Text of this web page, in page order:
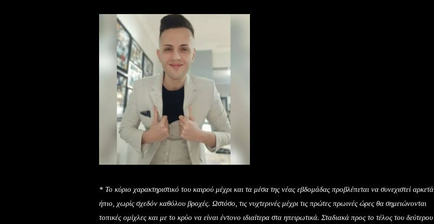
* Το κύριο χαρακτηριστικό του καιρού μέχρι και τα μέσα της νέας εβδομάδας προβλέπεται να συνεχιστεί αρκετά
ήπιο, χωρίς σχεδόν καθόλου βροχές. Ωστόσο, τις νυχτερινές μέχρι τις πρώτες πρωινές ώρες θα σημειώνονται
τοπικές ομίχλες και με το κρύο να είναι έντονο ιδιαίτερα στα ηπειρωτικά. Σταδιακά προς το τέλος του δεύτερου